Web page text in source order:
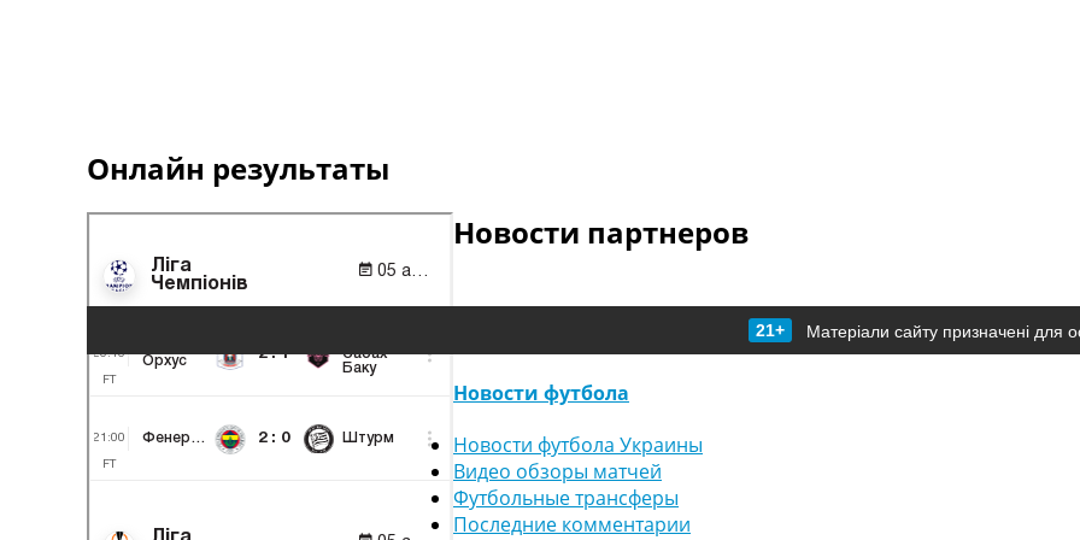
Онлайн результаты
Новости партнеров
21+ Матеріали сайту призначені для
Новости футбола
Новости футбола Украины
Видео обзоры матчей
Футбольные трансферы
Последние комментарии